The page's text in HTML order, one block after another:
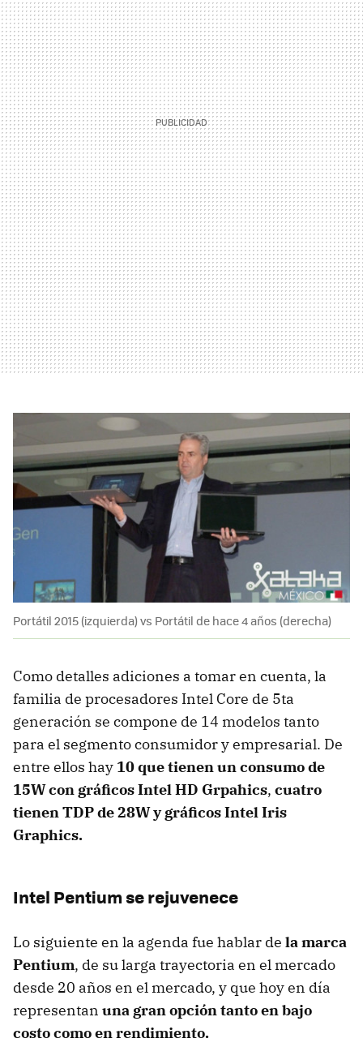
Portátil 2015 (izquierda) vs Portátil de hace 4 años (derecha)
Como detalles adiciones a tomar en cuenta, la
familia de procesadores Intel Core de 5ta
generación se compone de 14 modelos tanto
para el segmento consumidor y empresarial. De
entre ellos hay 10 que tienen un consumo de
15W con gráficos Intel HD Grpahics, cuatro
tienen TDP de 28W y gráficos Intel Iris
Graphics.
Intel Pentium se rejuvenece
Lo siguiente en la agenda fue hablar de la marca
Pentium, de su larga trayectoria en el mercado
desde 20 años en el mercado, y que hoy en día
representan una gran opción tanto en bajo
costo como en rendimiento.